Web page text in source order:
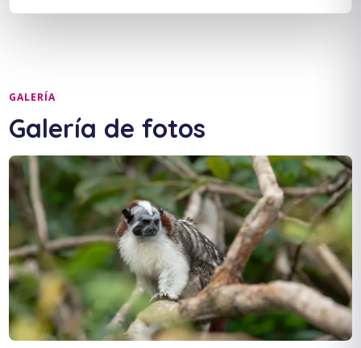
GALERÍA
Galería de fotos